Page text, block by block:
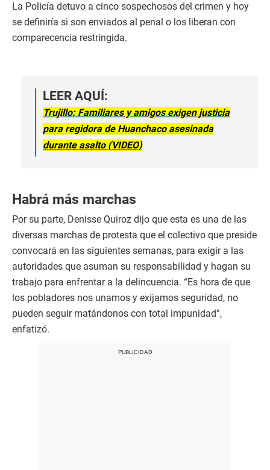
La Policía detuvo a cinco sospechosos del crimen y hoy
se definiría si son enviados al penal o los liberan con
comparecencia restringida.
LEER AQUÍ:
Trujillo: Familiares y amigos exigen justicia
para regidora de Huanchaco asesinada
durante asalto (VIDEO)
Habrá más marchas
Por su parte, Denisse Quiroz dijo que esta es una de las
diversas marchas de protesta que el colectivo que preside
convocará en las siguientes semanas, para exigir a las
autoridades que asuman su responsabilidad y hagan su
trabajo para enfrentar a la delincuencia. “Es hora de que
los pobladores nos unamos y exijamos seguridad, no
pueden seguir matándonos con total impunidad”,
enfatizó.